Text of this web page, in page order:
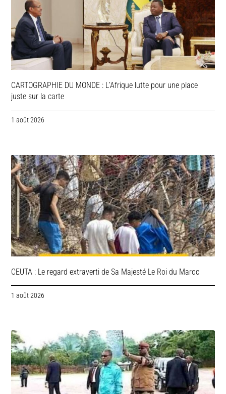
CARTOGRAPHIE DU MONDE : L’Afrique lutte pour une place
juste sur la carte
1 août 2026
CEUTA : Le regard extraverti de Sa Majesté Le Roi du Maroc
1 août 2026